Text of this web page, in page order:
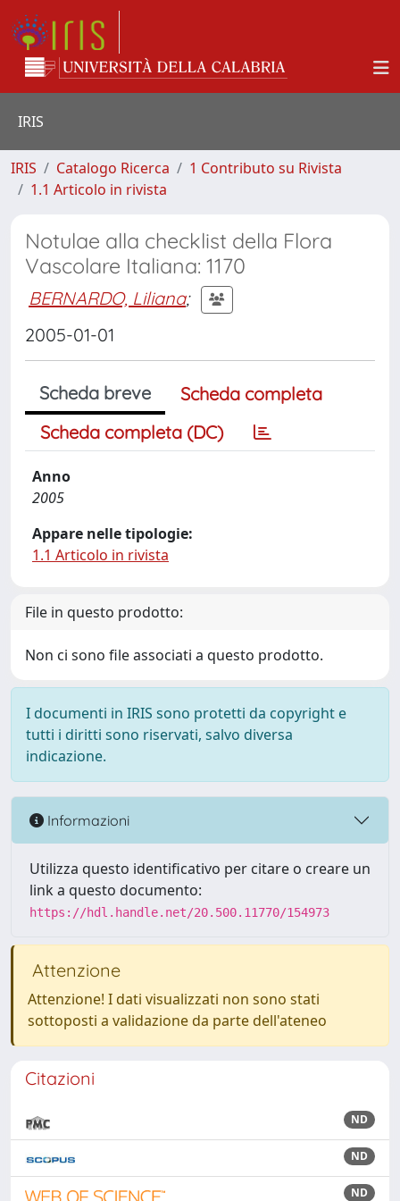
IRIS
IRIS Catalogo Ricerca
1 Contributo su Rivista
1.1 Articolo in rivista
Notulae alla checklist della Flora
Vascolare Italiana: 1170
BERNARDO, Liliana;
2005-01-01
Scheda breve
Scheda completa
Scheda completa (DC)
Anno
2005
Appare nelle tipologie:
1.1 Articolo in rivista
File in questo prodotto:
Non ci sono file associati a questo prodotto.
I documenti in IRIS sono protetti da copyright e
tutti i diritti sono riservati, salvo diversa
indicazione.
Informazioni
Utilizza questo identificativo per citare o creare un
link a questo documento:
https://hdl.handle.net/20.500.11770/154973
Attenzione
Attenzione! I dati visualizzati non sono stati
sottoposti a validazione da parte dell'ateneo
Citazioni
ND
ND
ND